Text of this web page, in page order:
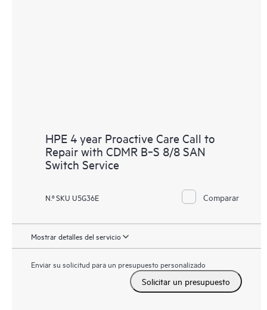
HPE 4 year Proactive Care Call to
Repair with CDMR B‑S 8/8 SAN
Switch Service
N.º SKU U5G36E Comparar
Mostrar detalles del servicio
Enviar su solicitud para un presupuesto personalizado
Solicitar un presupuesto